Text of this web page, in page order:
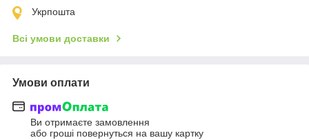
Укрпошта
Всі умови доставки
Умови оплати
Ви отримаєте замовлення
або гроші повернуться на вашу картку